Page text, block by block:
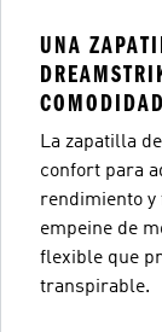
UNA
La zapatilla
confort para
rendimiento y
empeine de
flexible que
transpirable.